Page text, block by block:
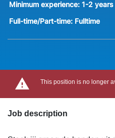
Minimum experience: 1-2 years
Full-time/Part-time: Fulltime
This position is no longer
Job description